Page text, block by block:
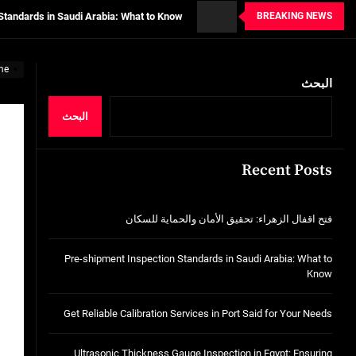
BREAKING NEWS
Services in Port Said for Your Needs
فتح اقفال الزهراء: تحقيق الأمان والحماية
خدمات شركة الجوهرة كلين المتميزة
البحث
البحث
Recent Posts
فتح اقفال الزهراء: تحقيق الأمان والحماية للسكان
Pre-shipment Inspection Standards in Saudi Arabia: What to
Know
Get Reliable Calibration Services in Port Said for Your Needs
Ultrasonic Thickness Gauge Inspection in Egypt: Ensuring